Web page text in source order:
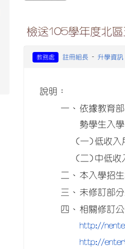
檢送105學年度北
教務處 註冊組長 - 升學資訊
說明：
一、 依據教育
勢學生入
(一) 低收入
(二) 中低收
二、 本入學招
三、 未修訂部
四、 相關修訂
http://
http://